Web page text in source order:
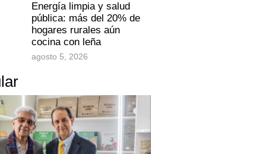
Energía limpia y salud
pública: más del 20% de
hogares rurales aún
cocina con leña
agosto 5, 2026